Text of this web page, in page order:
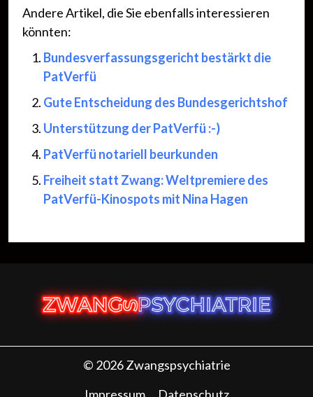
Andere Artikel, die Sie ebenfalls interessieren
könnten:
Bundesverfassungsgericht bestärkt die
PatVerfü
Gute Entscheidung des Bundesgerichtshof
Unterstützung der PatVerfü :-)
PatVerfü notariell beurkunden
Freiheit statt Zwang: Weltpremiere des
PatVerfü-Kinospots mit Nina Hagen
© 2026 Zwangspsychiatrie